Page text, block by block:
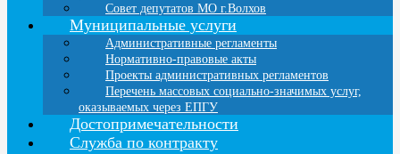
Совет депутатов МО г.Волхов
Муниципальные услуги
Административные регламенты
Нормативно-правовые акты
Проекты административных регламентов
Перечень массовых социально-значимых услуг,
оказываемых через ЕПГУ
Достопримечательности
Служба по контракту